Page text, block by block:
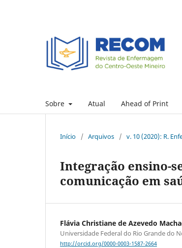
Sobre Atual Ahead of Print
Início / Arquivos / v. 10 (2020): R.
Integração ensino-
comunicação em
Flávia Christiane de Azevedo
Universidade Federal do Rio Grande do
http://orcid.org/0000-0003-1587-2664